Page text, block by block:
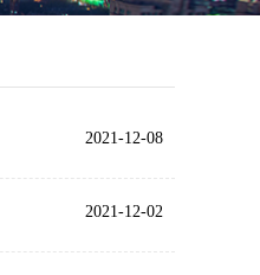
2021-12-08
2021-12-02